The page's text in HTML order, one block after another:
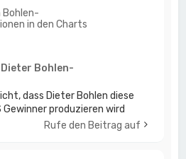
Bohlen-
in den Charts
Bohlen-
dass Dieter Bohlen diese
Gewinner produzieren wird
Rufe den Beitrag auf